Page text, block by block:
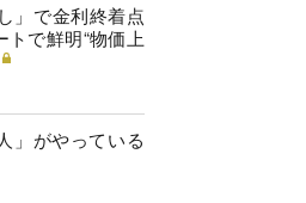
」で金利終着点
で鮮明“物価上
」がやっている